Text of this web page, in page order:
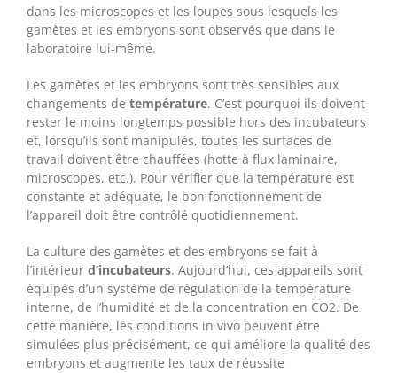
dans les microscopes et les loupes sous lesquels les
gamètes et les embryons sont observés que dans le
laboratoire lui-même.
Les gamètes et les embryons sont très sensibles aux
changements de température. C’est pourquoi ils doivent
rester le moins longtemps possible hors des incubateurs
et, lorsqu’ils sont manipulés, toutes les surfaces de
travail doivent être chauffées (hotte à flux laminaire,
microscopes, etc.). Pour vérifier que la température est
constante et adéquate, le bon fonctionnement de
l’appareil doit être contrôlé quotidiennement.
La culture des gamètes et des embryons se fait à
l’intérieur d’incubateurs. Aujourd’hui, ces appareils sont
équipés d’un système de régulation de la température
interne, de l’humidité et de la concentration en CO2. De
cette manière, les conditions in vivo peuvent être
simulées plus précisément, ce qui améliore la qualité des
embryons et augmente les taux de réussite